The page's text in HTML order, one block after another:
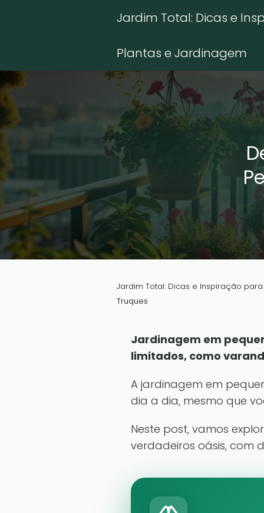
Jardim Total: Dicas e
Plantas e Jardinagem
Jardim Total: Dicas e Inspiração
Truques
Jardinagem em
limitados, como
A jardinagem em
dia a dia, mesmo que
Neste post, vamos
verdadeiros oásis, com